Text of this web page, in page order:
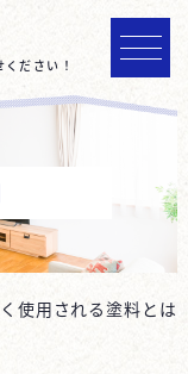
ださい！
使用される塗料とは